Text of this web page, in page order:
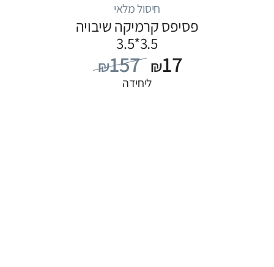
חיסול מלאי
פסיפס קרמיקה שיבויה
3.5*3.5
₪157 ₪17
ליחידה